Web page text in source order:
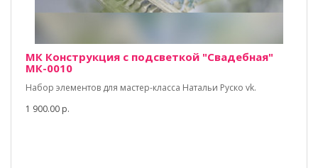
МК Конструкция с подсветкой "Свадебная"
МК-0010
Набор элементов для мастер-класса Натальи Руско vk.
1 900.00 р.